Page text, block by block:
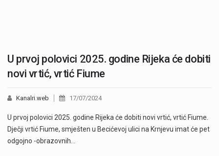
U prvoj polovici 2025. godine Rijeka će dobiti
novi vrtić, vrtić Fiume
Kanalri.web 17/07/2024
U prvoj polovici 2025. godine Rijeka će dobiti novi vrtić, vrtić Fiume.
Dječji vrtić Fiume, smješten u Becićevoj ulici na Krnjevu imat će pet
odgojno -obrazovnih…